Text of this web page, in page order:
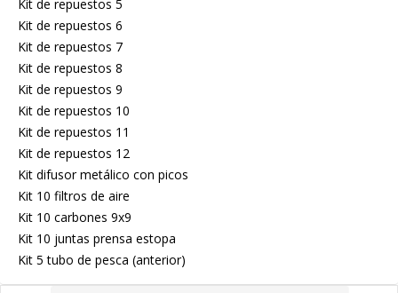
Kit de repuestos 5
Kit de repuestos 6
Kit de repuestos 7
Kit de repuestos 8
Kit de repuestos 9
Kit de repuestos 10
Kit de repuestos 11
Kit de repuestos 12
Kit difusor metálico con picos
Kit 10 filtros de aire
Kit 10 carbones 9x9
Kit 10 juntas prensa estopa
Kit 5 tubo de pesca (anterior)